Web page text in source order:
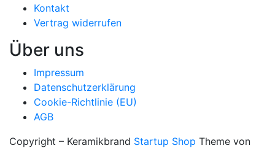
Kontakt
Vertrag widerrufen
Über uns
Impressum
Datenschutzerklärung
Cookie-Richtlinie (EU)
AGB
Copyright – Keramikbrand Startup Shop Theme von